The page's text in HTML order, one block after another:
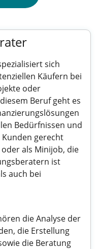
sich
Käufern bei
oder
Beruf geht es
Bedürfnissen und
gerecht
als Minijob, die
ist
auch bei
die Analyse der
die Erstellung
die Beratung